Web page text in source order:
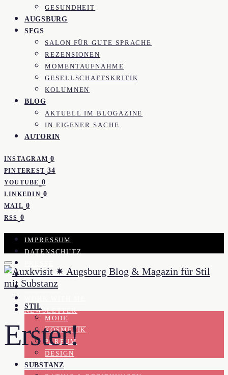
GESUNDHEIT
AUGSBURG
SFGS
SALON FÜR GUTE SPRACHE
REZENSIONEN
MOMENTAUFNAHME
GESELLSCHAFTSKRITIK
KOLUMNEN
BLOG
AKTUELL IM BLOGAZINE
IN EIGENER SACHE
AUTORIN
INSTAGRAM 0
PINTEREST 34
YOUTUBE 0
LINKEDIN 0
MAIL 0
RSS 0
IMPRESSUM
DATENSCHUTZ
KOOPERATION
KONTAKT
NEWSLETTER
STIL
MODE
KOSMETIK
PARFUM
DESIGN
SUBSTANZ
Erster!